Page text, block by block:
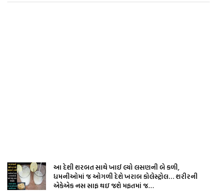
આ દેશી શરબત સાથે ખાઈ લ્યો લસણની બે કળી,
ધમનીઓમાં જ ઓગળી દેશે ખરાબ કોલેસ્ટ્રોલ… શરીરની
એકેએક નસ સાફ થઇ જશે મફતમાં જ…